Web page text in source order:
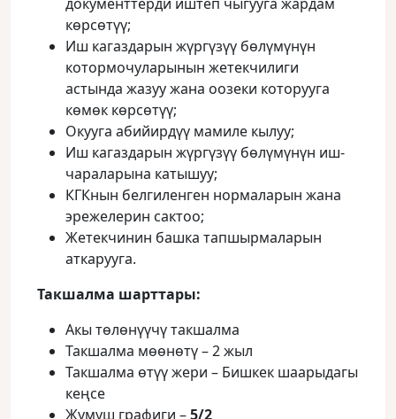
көрсөтүү;
Иш кагаздарын жүргүзүү бөлүмүнүн
котормочуларынын жетекчилиги
астында жазуу жана оозеки которууга
көмөк көрсөтүү;
Окууга абийирдүү мамиле кылуу;
Иш кагаздарын жүргүзүү бөлүмүнүн иш-
чараларына катышуу;
КГКнын белгиленген нормаларын жана
эрежелерин сактоо;
Жетекчинин башка тапшырмаларын
аткарууга.
Такшалма шарттары:
Акы төлөнүүчү такшалма
Такшалма мөөнөтү – 2 жыл
Такшалма өтүү жери – Бишкек шаарыдагы
кеңсе
Жумуш графиги –5/2